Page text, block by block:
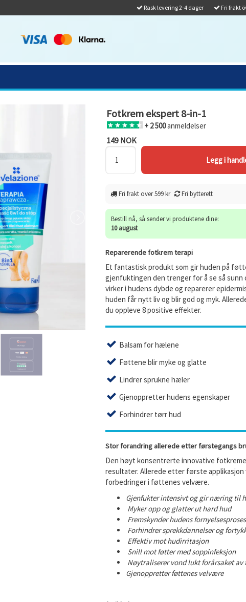
Rask levering 2-4 dager Fri frakt
Fotkrem ekspert 8-in-1
+ 2 500anmeldelser
149 NOK
Fri frakt over 599 kr Fri bytterett
Bestill nå, så sender vi produktene dine:
10 august
Reparerende fotkrem terapi
Et fantastisk produkt som gir huden på
gjenfuktingen den trenger for å se så sunn
virker i hudens dybde og reparerer
huden får nytt liv og blir god og myk.
du oppleve 8 positive effekter.
Balsam for hælene
Føttene blir myke og glatte
Lindrer sprukne hæler
Gjenoppretter hudens egenskaper
Forhindrer tørr hud
Stor forandring allerede etter førstegangs
Den høyt konsentrerte innovative
resultater. Allerede etter første applikasjon
forbedringer i føttenes velvære.
Gjenfukter intensivt og gir næring til
Myker opp og glatter ut hard hud
Fremskynder hudens
Forhindrer sprekkdannelser og
Effektiv mot hudirritasjon
Snill mot føtter med soppinfeksjon
Nøytraliserer vond lukt forårsaket av
Gjenoppretter føttenes velvære